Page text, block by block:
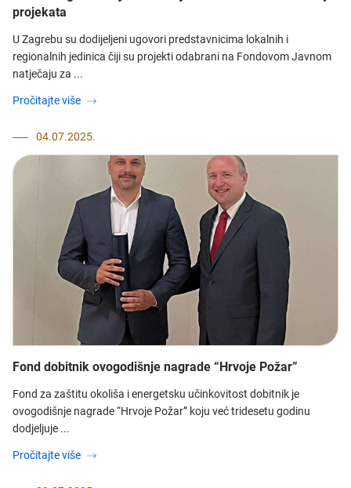
projekata
​U Zagrebu su dodijeljeni ugovori predstavnicima lokalnih i
regionalnih jedinica čiji su projekti odabrani na Fondovom Javnom
natječaju za ...
Pročitajte više
04.07.2025.
Fond dobitnik ovogodišnje nagrade “Hrvoje Požar”
​Fond za zaštitu okoliša i energetsku učinkovitost dobitnik je
ovogodišnje nagrade “Hrvoje Požar” koju već tridesetu godinu
dodjeljuje ...
Pročitajte više